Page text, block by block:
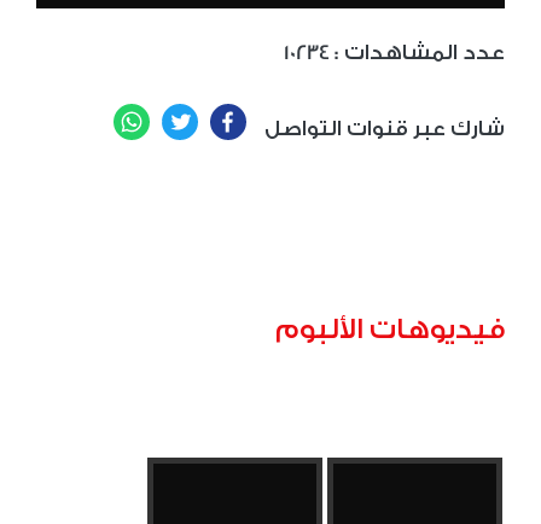
10234 : عدد المشاهدات
شارك عبر قنوات التواصل Facebook
Twitter
فيديوهات الألبوم